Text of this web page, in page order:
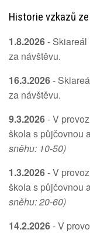
Historie vzkazů
1.8.2026- Skiareál
za návštěvu.
16.3.2026-
za návštěvu.
9.3.2026- V
škola s půjčovnou
sněhu: 10-50)
1.3.2026- V
škola s půjčovnou
sněhu: 20-60)
14.2.2026- V